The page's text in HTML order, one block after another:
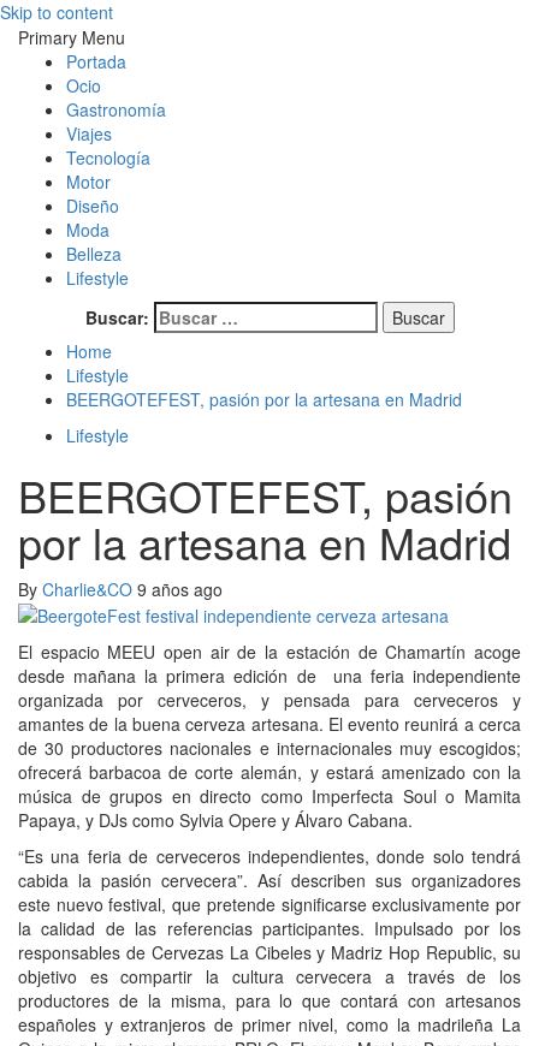
Skip to content
Magazine de gastronomía, belleza, ocio, viajes, motor, tecnología,
diseño…
Magazine de gastronomía, belleza, ocio, viajes, motor, tecnología,
diseño…
Primary Menu
Portada
Ocio
Gastronomía
Viajes
Tecnología
Motor
Diseño
Moda
Belleza
Lifestyle
Buscar:
Home
Lifestyle
BEERGOTEFEST, pasión por la artesana en Madrid
Lifestyle
BEERGOTEFEST, pasión
por la artesana en Madrid
By Charlie&CO 9 años ago
El espacio MEEU open air de la estación de Chamartín acoge
desde mañana la primera edición de una feria independiente
organizada por cerveceros, y pensada para cerveceros y
amantes de la buena cerveza artesana. El evento reunirá a cerca
de 30 productores nacionales e internacionales muy escogidos;
ofrecerá barbacoa de corte alemán, y estará amenizado con la
música de grupos en directo como Imperfecta Soul o Mamita
Papaya, y DJs como Sylvia Opere y Álvaro Cabana.
“Es una feria de cerveceros independientes, donde solo tendrá
cabida la pasión cervecera”. Así describen sus organizadores
este nuevo festival, que pretende significarse exclusivamente por
la calidad de las referencias participantes. Impulsado por los
responsables de Cervezas La Cibeles y Madriz Hop Republic, su
objetivo es compartir la cultura cervecera a través de los
productores de la misma, para lo que contará con artesanos
españoles y extranjeros de primer nivel, como la madrileña La